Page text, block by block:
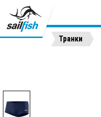
Транки